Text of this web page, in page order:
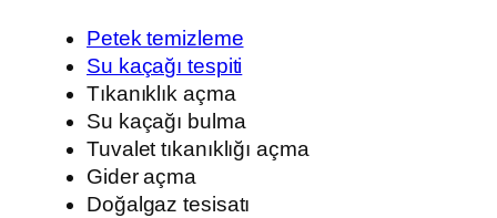
Petek temizleme
Su kaçağı tespiti
Tıkanıklık açma
Su kaçağı bulma
Tuvalet tıkanıklığı açma
Gider açma
Doğalgaz tesisatı